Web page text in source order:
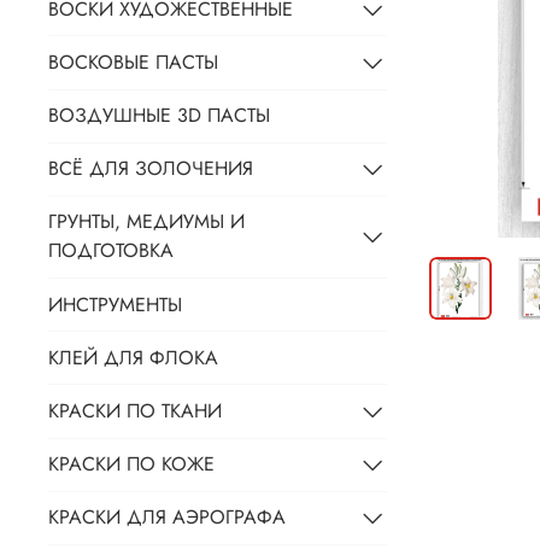
ВОСКИ ХУДОЖЕСТВЕННЫЕ
ВОСКОВЫЕ ПАСТЫ
ВОЗДУШНЫЕ 3D ПАСТЫ
ВСЁ ДЛЯ ЗОЛОЧЕНИЯ
ГРУНТЫ, МЕДИУМЫ И
ПОДГОТОВКА
ИНСТРУМЕНТЫ
КЛЕЙ ДЛЯ ФЛОКА
КРАСКИ ПО ТКАНИ
КРАСКИ ПО КОЖЕ
КРАСКИ ДЛЯ АЭРОГРАФА